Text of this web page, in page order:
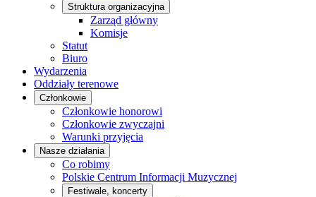
Struktura organizacyjna
Zarząd główny
Komisje
Statut
Biuro
Wydarzenia
Oddziały terenowe
Członkowie
Członkowie honorowi
Członkowie zwyczajni
Warunki przyjęcia
Nasze działania
Co robimy
Polskie Centrum Informacji Muzycznej
Festiwale, koncerty